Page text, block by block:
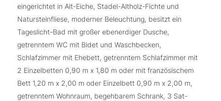
eingerichtet in Alt-Eiche, Stadel-Altholz-Fichte und
Natursteinfliese, moderner Beleuchtung, besitzt ein
Tageslicht-Bad mit großer ebenerdiger Dusche,
getrenntem WC mit Bidet und Waschbecken,
Schlafzimmer mit Ehebett, getrenntem Schlafzimmer mit
2 Einzelbetten 0,90 m x 1,80 m oder mit französischem
Bett 1,20 m x 2,00 m oder Einzelbett 0,90 m x 2,00 m,
getrenntem Wohnraum, begehbarem Schrank, 3 Sat-